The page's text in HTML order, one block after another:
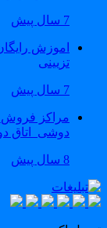
اموزش رایگان
تزیینی
مراکز
دوشی_اتاق